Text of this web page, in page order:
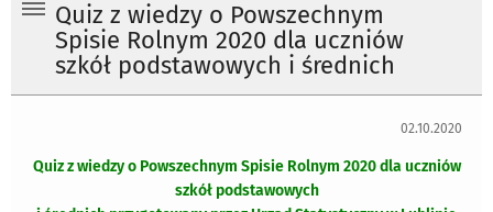
Quiz z wiedzy o Powszechnym
Spisie Rolnym 2020 dla uczniów
szkół podstawowych i średnich
02.10.2020
Quiz z wiedzy o Powszechnym Spisie Rolnym 2020 dla uczniów
szkół podstawowych